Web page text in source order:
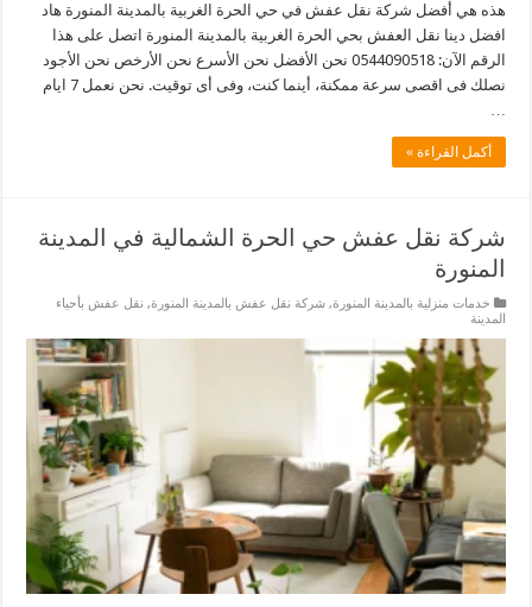
هذه هي أفضل شركة نقل عفش في حي الحرة الغربية بالمدينة المنورة هاد
افضل دينا نقل العفش بحي الحرة الغربية بالمدينة المنورة اتصل على هذا
الرقم الآن: 0544090518 نحن الأفضل نحن الأسرع نحن الأرخص نحن الأجود
نصلك فى اقصى سرعة ممكنة، أينما كنت، وفى أى توقيت. نحن نعمل 7 ايام
أكمل القراءة »
شركة نقل عفش حي الحرة الشمالية في المدينة
المنورة
خدمات منزلية بالمدينة المنورة,شركة نقل عفش بالمدينة المنورة, نقل عفش بأحياء
المدينة